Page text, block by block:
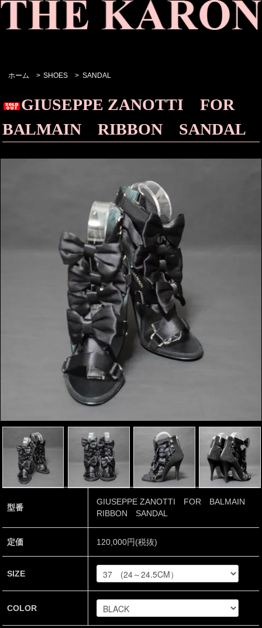
ホーム > SHOES > SANDAL
GIUSEPPE ZANOTTI FOR
BALMAIN RIBBON SANDAL
型番
GIUSEPPE ZANOTTI FOR BALMAIN
RIBBON SANDAL
定価 120,000円(税抜)
SIZE
COLOR